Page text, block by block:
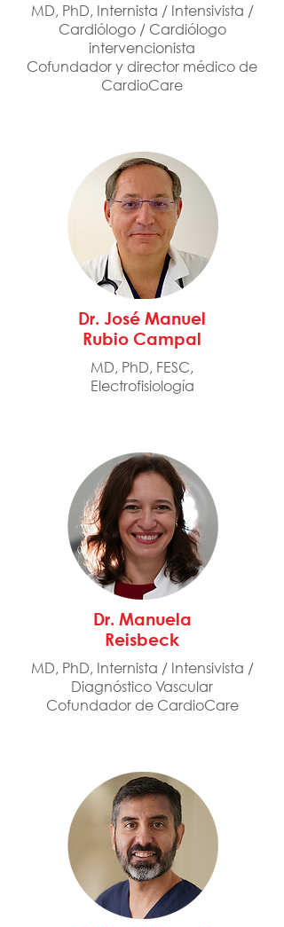
MD, PhD, Internista / Intensivista /
Cardiólogo / Cardiólogo
intervencionista
Cofundador y director médico de
CardioCare
Dr. José Manuel
Rubio Campal
MD, PhD, FESC,
Electrofisiología
Dr. Manuela
Reisbeck
MD, PhD, Internista / Intensivista /
Diagnóstico Vascular
Cofundador de CardioCare